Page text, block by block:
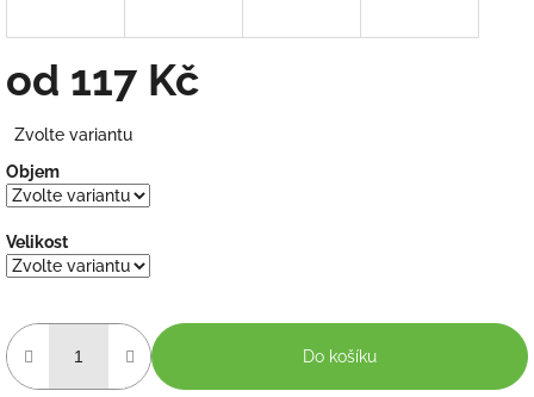
od 117 Kč
cena:
Zvolte variantu
Objem
Velikost
Do košíku